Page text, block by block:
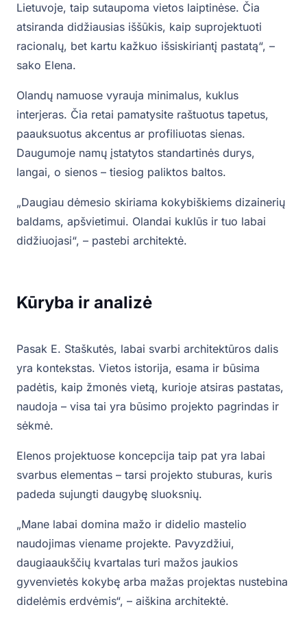
Lietuvoje, taip sutaupoma vietos laiptinėse. Čia
atsiranda didžiausias iššūkis, kaip suprojektuoti
racionalų, bet kartu kažkuo išsiskiriantį pastatą“, –
sako Elena.
Olandų namuose vyrauja minimalus, kuklus
interjeras. Čia retai pamatysite raštuotus tapetus,
paauksuotus akcentus ar profiliuotas sienas.
Daugumoje namų įstatytos standartinės durys,
langai, o sienos – tiesiog paliktos baltos.
„Daugiau dėmesio skiriama kokybiškiems dizainerių
baldams, apšvietimui. Olandai kuklūs ir tuo labai
didžiuojasi“, – pastebi architektė.
Kūryba ir analizė
Pasak E. Staškutės, labai svarbi architektūros dalis
yra kontekstas. Vietos istorija, esama ir būsima
padėtis, kaip žmonės vietą, kurioje atsiras pastatas,
naudoja – visa tai yra būsimo projekto pagrindas ir
sėkmė.
Elenos projektuose koncepcija taip pat yra labai
svarbus elementas – tarsi projekto stuburas, kuris
padeda sujungti daugybę sluoksnių.
„Mane labai domina mažo ir didelio mastelio
naudojimas viename projekte. Pavyzdžiui,
daugiaaukščių kvartalas turi mažos jaukios
gyvenvietės kokybę arba mažas projektas nustebina
didelėmis erdvėmis“, – aiškina architektė.